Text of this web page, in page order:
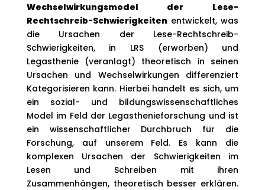
Wechselwirkungsmodel der Lese-
Rechtschreib-Schwierigkeiten entwickelt, was
die Ursachen der Lese-Rechtschreib-
Schwierigkeiten, in LRS (erworben) und
Legasthenie (veranlagt) theoretisch in seinen
Ursachen und Wechselwirkungen differenziert
Kategorisieren kann. Hierbei handelt es sich, um
ein sozial- und bildungswissenschaftliches
Model im Feld der Legasthenieforschung und ist
ein wissenschaftlicher Durchbruch für die
Forschung, auf unserem Feld. Es kann die
komplexen Ursachen der Schwierigkeiten im
Lesen und Schreiben mit ihren
Zusammenhängen, theoretisch besser erklären.